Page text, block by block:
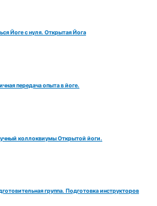
Йоге с нуля. Открытая Йога
передача опыта в йоге.
коллоквиумы Открытой йоги.
группа. Подготовка инструкторов